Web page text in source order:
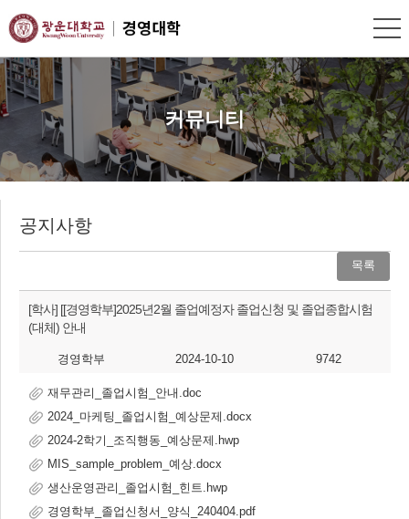
커뮤니티
공지사항
목록
[학사] [[경영학부]2025년2월 졸업예정자 졸업신청 및 졸업종합시험
(대체) 안내
경영학부 2024-10-10 9742
재무관리_졸업시험_안내.doc
2024_마케팅_졸업시험_예상문제.docx
2024-2학기_조직행동_예상문제.hwp
MIS_sample_problem_예상.docx
생산운영관리_졸업시험_힌트.hwp
경영학부_졸업신청서_양식_240404.pdf